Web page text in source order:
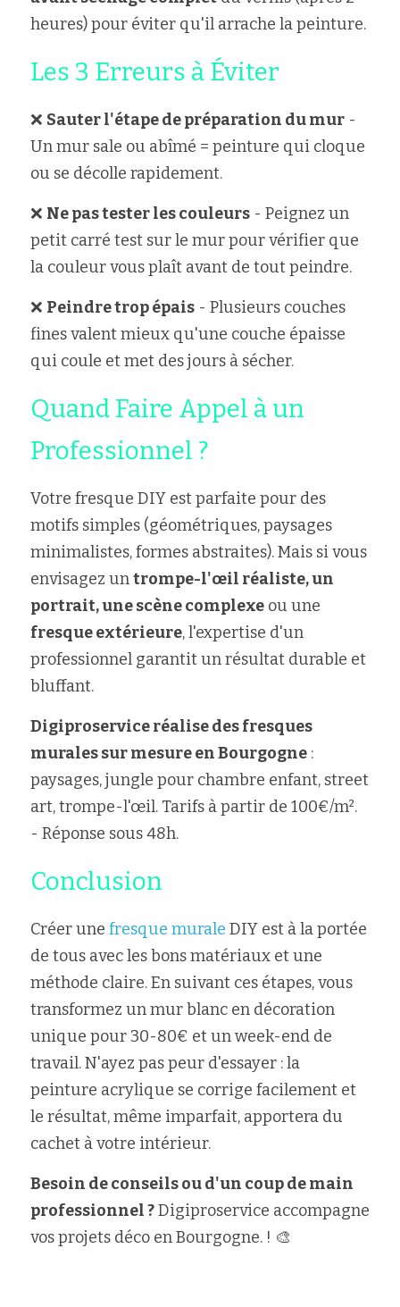
heures) pour éviter qu'il arrache la peinture.
Les 3 Erreurs à Éviter
❌ Sauter l'étape de préparation du mur -
Un mur sale ou abîmé = peinture qui cloque
ou se décolle rapidement.
❌ Ne pas tester les couleurs - Peignez un
petit carré test sur le mur pour vérifier que
la couleur vous plaît avant de tout peindre.
❌ Peindre trop épais - Plusieurs couches
fines valent mieux qu'une couche épaisse
qui coule et met des jours à sécher.
Quand Faire Appel à un
Professionnel ?
Votre fresque DIY est parfaite pour des
motifs simples (géométriques, paysages
minimalistes, formes abstraites). Mais si vous
envisagez un trompe-l'œil réaliste, un
portrait, une scène complexe
fresque extérieure, l'expertise d'un
professionnel garantit un résultat durable et
bluffant.
Digiproservice réalise des fresques
murales sur mesure en Bourgogne :
paysages, jungle pour chambre enfant, street
art, trompe-l'œil. Tarifs à partir de 100€/m².
- Réponse sous 48h.
Conclusion
Créer une fresque murale DIY est à la portée
de tous avec les bons matériaux et une
méthode claire. En suivant ces étapes, vous
transformez un mur blanc en décoration
unique pour 30-80€ et un week-end de
travail. N'ayez pas peur d'essayer : la
peinture acrylique se corrige facilement et
le résultat, même imparfait, apportera du
cachet à votre intérieur.
Besoin de conseils ou d'un coup de main
professionnel ? Digiproservice accompagne
vos projets déco en Bourgogne. ! 🎨